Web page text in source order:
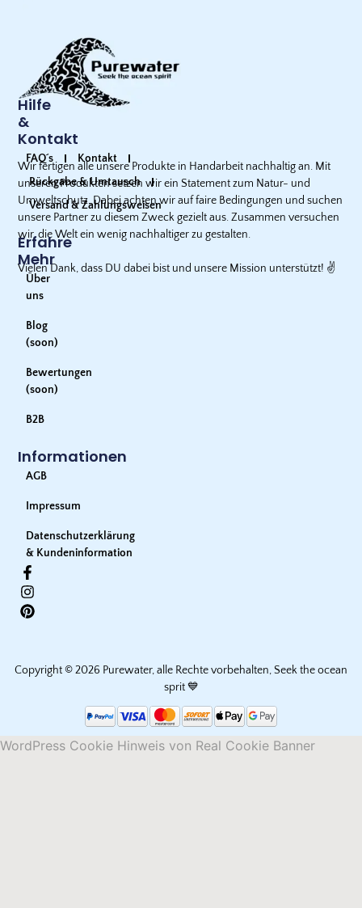
Wir fertigen alle unsere Produkte in Handarbeit nachhaltig an. Mit
unseren Produkten setzen wir ein Statement zum Natur- und
Umweltschutz. Dabei achten wir auf faire Bedingungen und suchen
unsere Partner zu diesem Zweck gezielt aus. Zusammen versuchen
wir, die Welt ein wenig nachhaltiger zu gestalten.
Vielen Dank, dass DU dabei bist und unsere Mission unterstützt! ✌️
Hilfe
&
Kontakt
FAQ´s
Kontakt
Rückgabe & Umtausch
Versand & Zahlungsweisen
Erfahre
Mehr
Über
uns
Blog
(soon)
Bewertungen
(soon)
B2B
Informationen
AGB
Impressum
Datenschutzerklärung
& Kundeninformation
Copyright © 2026 Purewater, alle Rechte vorbehalten, Seek the ocean
sprit 💙
WordPress Cookie Hinweis von Real Cookie Banner